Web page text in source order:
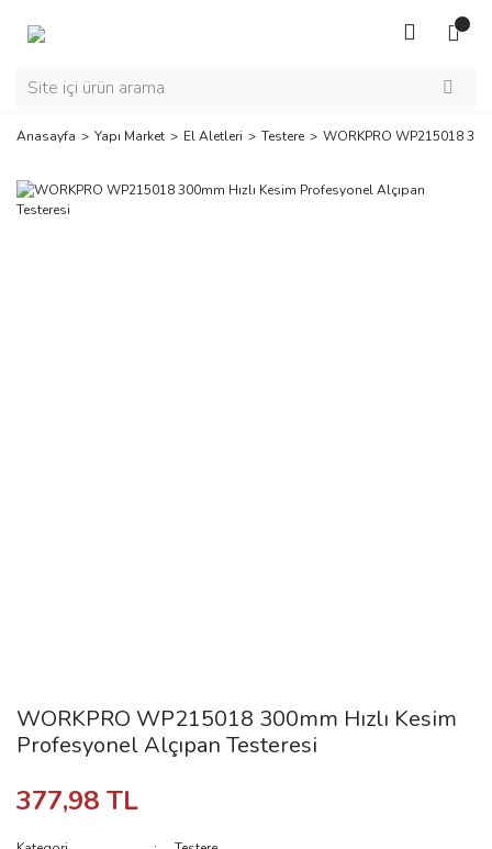
Anasayfa Yapı Market El Aletleri Testere WORKPRO WP215018
WORKPRO WP215018 300mm Hızlı Kesim
Profesyonel Alçıpan Testeresi
377,98 TL